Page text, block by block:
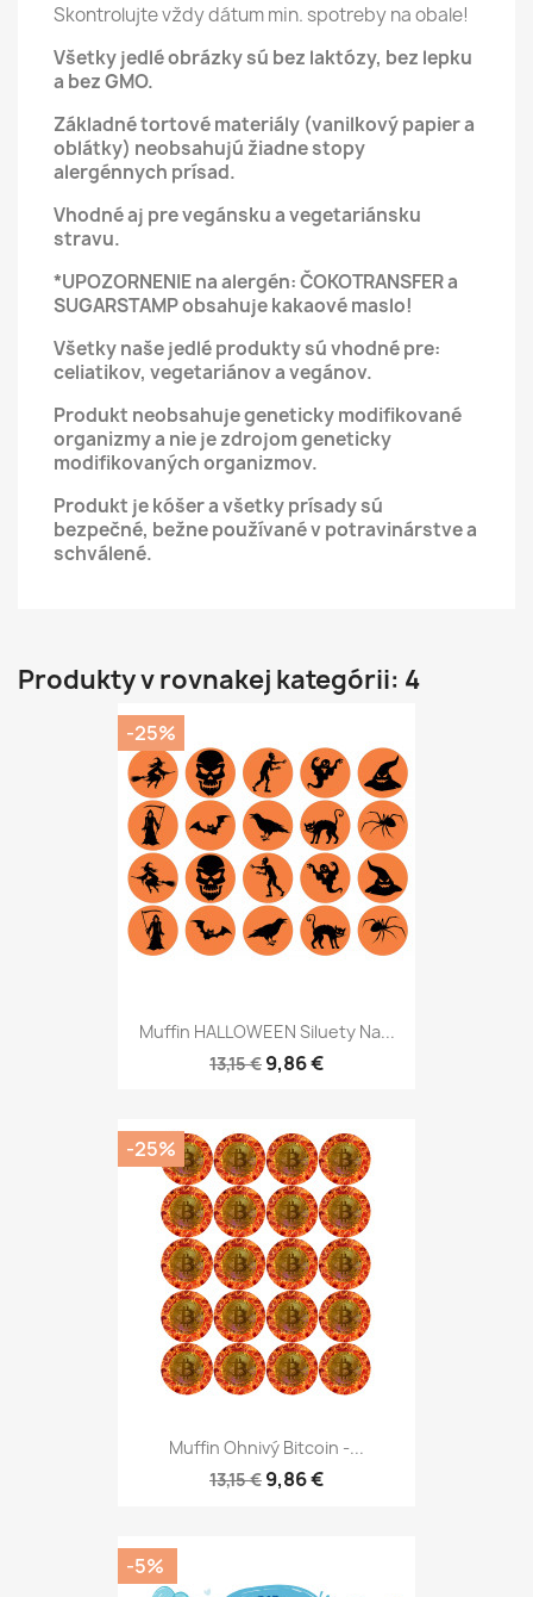
Skontrolujte vždy dátum min. spotreby na obale!
Všetky jedlé obrázky sú bez laktózy, bez lepku
a bez GMO.
Základné tortové materiály (vanilkový papier a
oblátky) neobsahujú žiadne stopy
alergénnych prísad.
Vhodné aj pre vegánsku a vegetariánsku
stravu.
*UPOZORNENIE na alergén: ČOKOTRANSFER a
SUGARSTAMP obsahuje kakaové maslo!
Všetky naše jedlé produkty sú vhodné pre:
celiatikov, vegetariánov a vegánov.
Produkt neobsahuje geneticky modifikované
organizmy a nie je zdrojom geneticky
modifikovaných organizmov.
Produkt je kóšer a všetky prísady sú
bezpečné, bežne používané v potravinárstve a
schválené.
Produkty v rovnakej kategórii: 4
Muffin HALLOWEEN Siluety Na...
13,15 € 9,86 €
-25%
Muffin Ohnivý Bitcoin -...
13,15 € 9,86 €
-25%
-5%